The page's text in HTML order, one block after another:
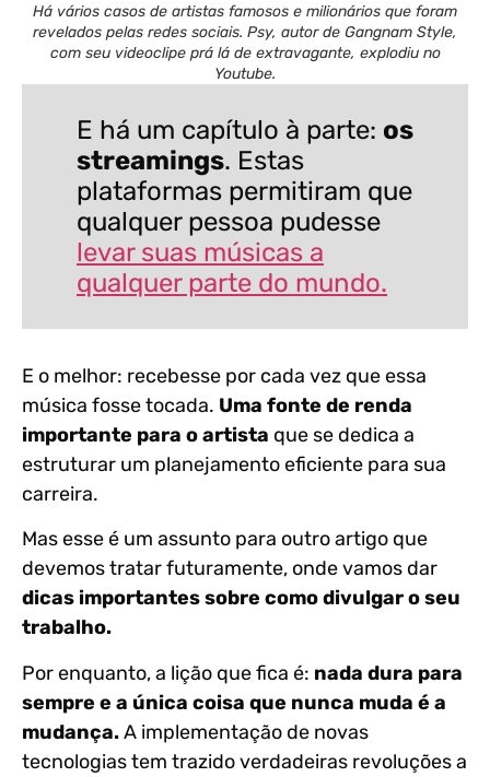
Há vários casos de artistas famosos e milionários que foram
revelados pelas redes sociais. Psy, autor de Gangnam Style,
com seu videoclipe prá lá de extravagante, explodiu no
Youtube.
E há um capítulo à parte: os
streamings. Estas
plataformas permitiram que
qualquer pessoa pudesse
levar suas músicas a
qualquer parte do mundo.
E o melhor: recebesse por cada vez que essa
música fosse tocada. Uma fonte de renda
importante para o artista que se dedica a
estruturar um planejamento eficiente para sua
carreira.
Mas esse é um assunto para outro artigo que
devemos tratar futuramente, onde vamos dar
dicas importantes sobre como divulgar o seu
trabalho.
Por enquanto, a lição que fica é: nada dura para
sempre e a única coisa que nunca muda é a
mudança.A implementação de novas
tecnologias tem trazido verdadeiras revoluções a